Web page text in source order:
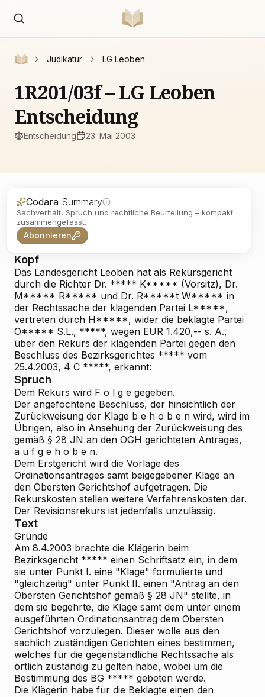
Judikatur LG Leoben
1R201/03f – LG Leoben
Entscheidung
Entscheidung 23. Mai 2003
Codara Summary
Sachverhalt, Spruch und rechtliche Beurteilung – kompakt
zusammengefasst.
Abonnieren
Kopf
Das Landesgericht Leoben hat als Rekursgericht
durch die Richter Dr. ***** K***** (Vorsitz), Dr.
M***** R***** und Dr. R*****t W***** in
der Rechtssache der klagenden Partei L*****,
vertreten durch H*****, wider die beklagte Partei
O***** S.L., *****, wegen EUR 1.420,-- s. A.,
über den Rekurs der klagenden Partei gegen den
Beschluss des Bezirksgerichtes ***** vom
25.4.2003, 4 C *****, erkannt:
Spruch
Dem Rekurs wird F o l g e gegeben.
Der angefochtene Beschluss, der hinsichtlich der
Zurückweisung der Klage b e h o b e n wird, wird im
Übrigen, also in Ansehung der Zurückweisung des
gemäß § 28 JN an den OGH gerichteten Antrages,
a u f g e h o b e n.
Dem Erstgericht wird die Vorlage des
Ordinationsantrages samt beigegebener Klage an
den Obersten Gerichtshof aufgetragen. Die
Rekurskosten stellen weitere Verfahrenskosten dar.
Der Revisionsrekurs ist jedenfalls unzulässig.
Text
Gründe
Am 8.4.2003 brachte die Klägerin beim
Bezirksgericht ***** einen Schriftsatz ein, in dem
sie unter Punkt I. eine "Klage" formulierte und
"gleichzeitig" unter Punkt II. einen "Antrag an den
Obersten Gerichtshof gemäß § 28 JN" stellte, in
dem sie begehrte, die Klage samt dem unter einem
ausgeführten Ordinationsantrag dem Obersten
Gerichtshof vorzulegen. Dieser wolle aus den
sachlich zuständigen Gerichten eines bestimmen,
welches für die gegenständliche Rechtssache als
örtlich zuständig zu gelten habe, wobei um die
Bestimmung des BG ***** gebeten werde.
Die Klägerin habe für die Beklagte einen den